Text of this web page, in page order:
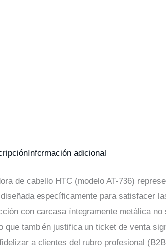
Información adicional
de cabello HTC (modelo AT-736)
específicamente para satisfacer
con carcasa íntegramente metálica
que también justifica un ticket de venta
a clientes del rubro profesional